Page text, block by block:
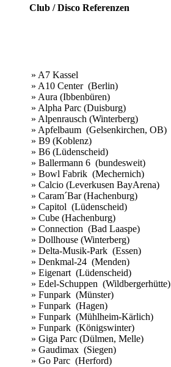
Club / Disco Referenzen
» A7 Kassel
» A10 Center (Berlin)
» Aura (Ibbenbüren)
» Alpha Parc (Duisburg)
» Alpenrausch (Winterberg)
» Apfelbaum (Gelsenkirchen, OB)
» B9 (Koblenz)
» B6 (Lüdenscheid)
» Ballermann 6 (bundesweit)
» Bowl Fabrik (Mechernich)
» Calcio (Leverkusen BayArena)
» Caram´Bar (Hachenburg)
» Capitol (Lüdenscheid)
» Cube (Hachenburg)
» Connection (Bad Laaspe)
» Dollhouse (Winterberg)
» Delta-Musik-Park (Essen)
» Denkmal-24 (Menden)
» Eigenart (Lüdenscheid)
» Edel-Schuppen (Wildbergerhütte)
» Funpark (Münster)
» Funpark (Hagen)
» Funpark (Mühlheim-Kärlich)
» Funpark (Königswinter)
» Giga Parc (Dülmen, Melle)
» Gaudimax (Siegen)
» Go Parc (Herford)